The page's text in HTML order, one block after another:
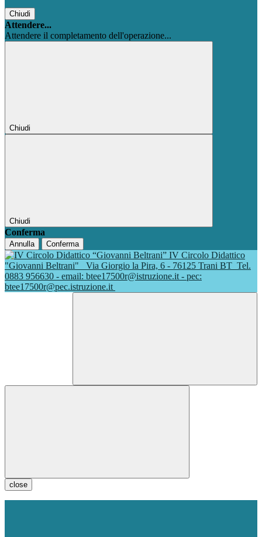
Chiudi
Attendere...
Attendere il completamento dell'operazione...
Chiudi
Chiudi
Conferma
Annulla Conferma
IV Circolo Didattico
"Giovanni Beltrani"
Via Giorgio la Pira, 6 - 76125 Trani BT Tel.
0883 956630 - email: btee17500r@istruzione.it - pec:
btee17500r@pec.istruzione.it
close